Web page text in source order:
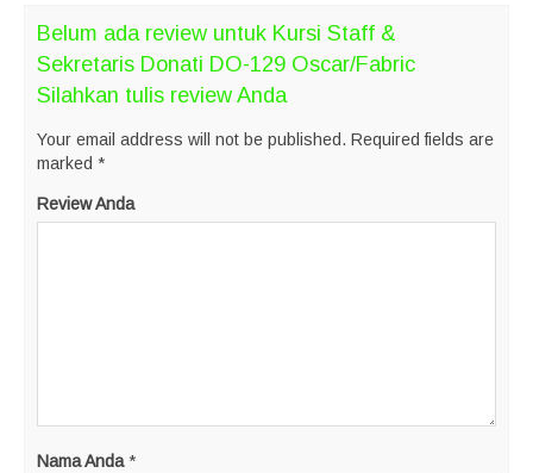
Belum ada review untuk Kursi Staff &
Sekretaris Donati DO-129 Oscar/Fabric
Silahkan tulis review Anda
Your email address will not be published. Required fields are
marked *
Review Anda
Nama Anda *